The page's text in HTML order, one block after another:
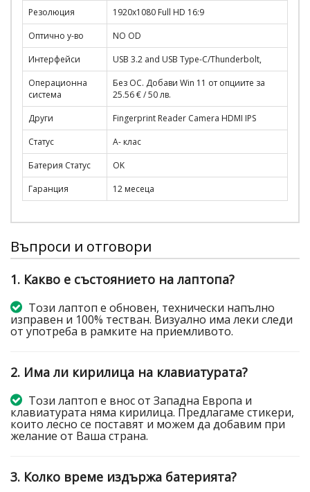
Резолюция
1920x1080 Full HD 16:9
Оптично у-во
NO OD
Интерфейси
USB 3.2 and USB Type-C/Thunderbolt,
Операционна
система
Без ОС. Добави Win 11 от опциите за
25.56 € / 50 лв.
Други
Fingerprint Reader Camera HDMI IPS
Статус
A- клас
Батерия Статус
OK
Гаранция
12 месеца
Въпроси и отговори
1. Какво е състоянието на лаптопа?
Този лаптоп е обновен, технически напълно
изправен и 100% тестван. Визуално има леки следи
от употреба в рамките на приемливото.
2. Има ли кирилица на клавиатурата?
Този лаптоп е внос от Западна Европа и
клавиатурата няма кирилица. Предлагаме стикери,
които лесно се поставят и можем да добавим при
желание от Ваша страна.
3. Колко време издържа батерията?